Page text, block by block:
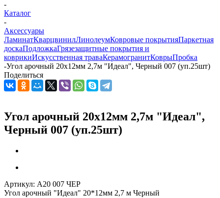
-
Каталог
-
Аксессуары
ЛаминатКварцвинилЛинолеумКовровые покрытияПаркетная
доскаПодложкаГрязезащитные покрытия и
коврикиИскусственная траваКерамогранитКоврыПробка
-Угол арочный 20х12мм 2,7м "Идеал", Черный 007 (уп.25шт)
Поделиться
Угол арочный 20х12мм 2,7м "Идеал",
Черный 007 (уп.25шт)
Артикул: А20 007 ЧЕР
Угол арочный "Идеал" 20*12мм 2,7 м Черный